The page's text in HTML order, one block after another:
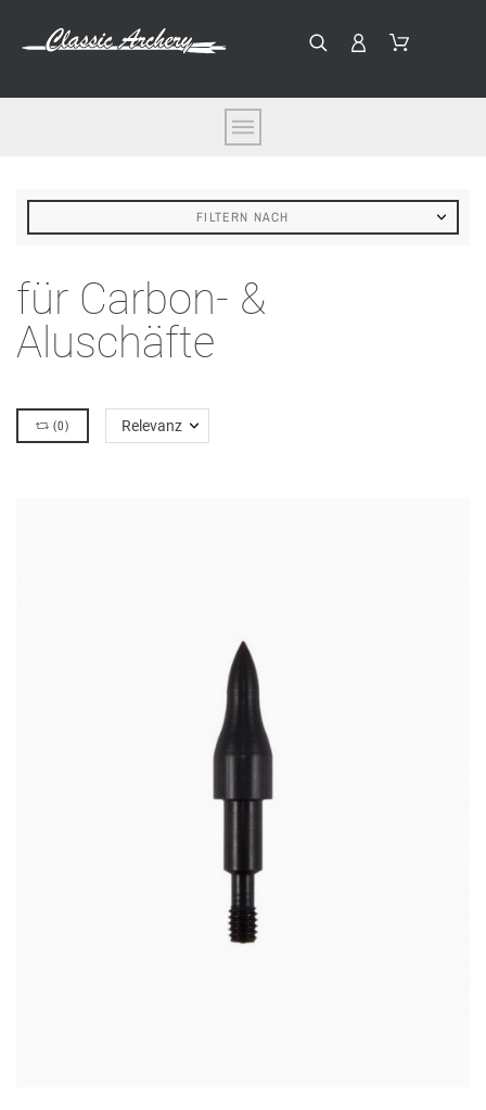
FILTERN NACH
für Carbon- &
Aluschäfte
(0) Relevanz